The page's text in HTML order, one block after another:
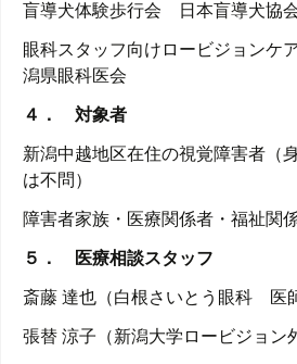
盲導犬体験歩行会 日本盲導犬協
眼科スタッフ向けロービジョン
潟県眼科医会
４． 対象者
新潟中越地区在住の視覚障害者（
は不問）
障害者家族・医療関係者・福祉関
５． 医療相談スタッフ
斎藤 達也（白根さいとう眼科 医
張替 涼子（新潟大学ロービジョ